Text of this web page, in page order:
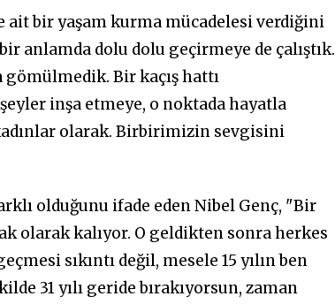
ait bir yaşam kurma mücadelesi verdiğini
anlamda dolu dolu geçirmeye de çalıştık.
Bir kaçış hattı
inşa etmeye, o noktada hayatla
olarak. Birbirimizin sevgisini
olduğunu ifade eden Nibel Genç, "Bir
olarak kalıyor. O geldikten sonra herkes
sıkıntı değil, mesele 15 yılın ben
31 yılı geride bırakıyorsun, zaman